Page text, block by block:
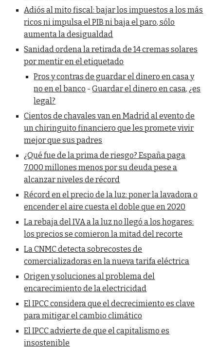
Adiós al mito fiscal: bajar los impuestos a los más
ricos ni impulsa el PIB ni baja el paro, sólo
aumenta la desigualdad
Sanidad ordena la retirada de 14 cremas solares
por mentir en el etiquetado
Pros y contras de guardar el dinero en casa y
no en el banco -Guardar el dinero en casa, ¿es
legal?
Cientos de chavales van en Madrid al evento de
un chiringuito financiero que les promete vivir
mejor que sus padres
¿Qué fue de la prima de riesgo? España paga
7.000 millones menos por su deuda pese a
alcanzar niveles de récord
Récord en el precio de la luz: poner la lavadora o
encender el aire cuesta el doble que en 2020
La rebaja del IVA a la luz no llegó a los hogares:
los precios se comieron la mitad del recorte
La CNMC detecta sobrecostes de
comercializadoras en la nueva tarifa eléctrica
Origen y soluciones al problema del
encarecimiento de la electricidad
El IPCC considera que el decrecimiento es clave
para mitigar el cambio climático
El IPCC advierte de que el capitalismo es
insostenible